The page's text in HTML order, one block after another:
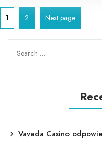
Posts
pagination
Page
1 Page
2 Next page
Vavada Casino